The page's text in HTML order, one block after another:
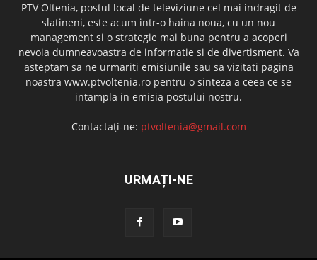
PTV Oltenia, postul local de televiziune cel mai indragit de
slatineni, este acum intr-o haina noua, cu un nou
management si o strategie mai buna pentru a acoperi
nevoia dumneavoastra de informatie si de divertisment. Va
asteptam sa ne urmariti emisiunile sau sa vizitati pagina
noastra www.ptvoltenia.ro pentru o sinteza a ceea ce se
intampla in emisia postului nostru.
Contactați-ne: ptvoltenia@gmail.com
URMAȚI-NE